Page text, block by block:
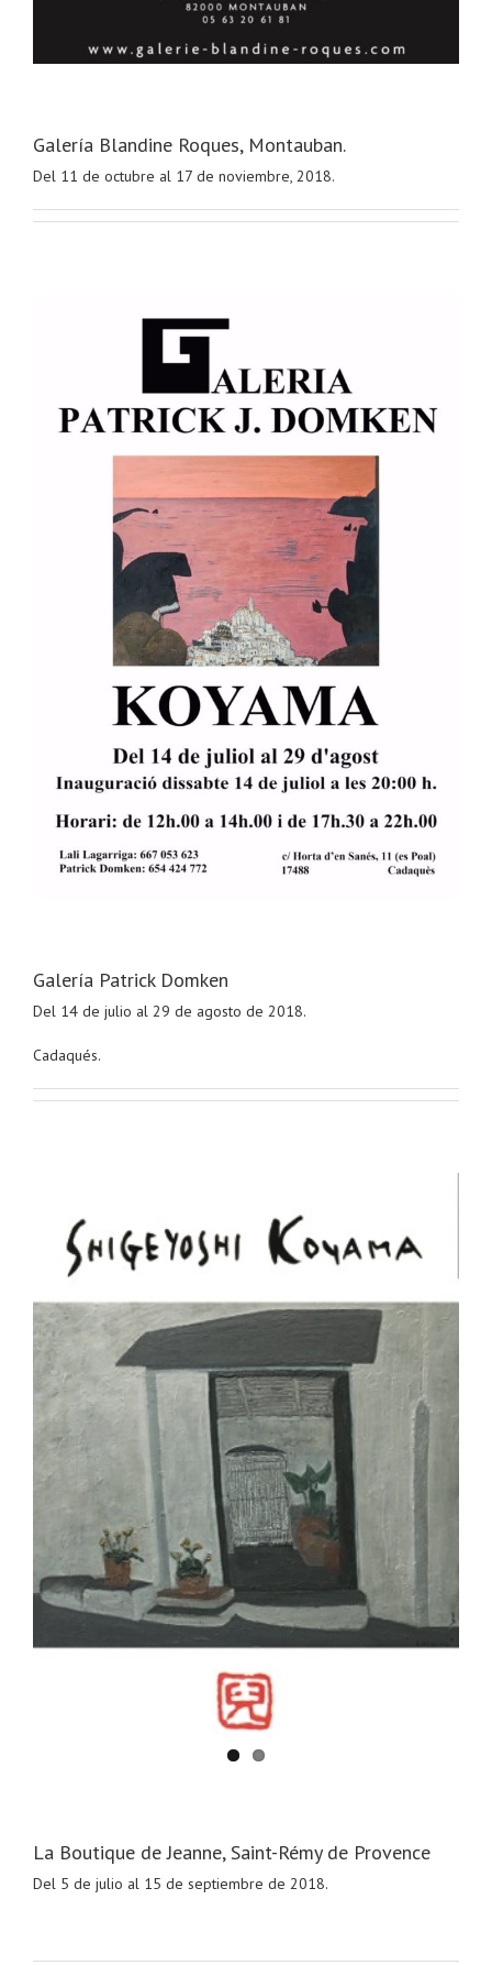
Galería Blandine Roques, Montauban.
Del 11 de octubre al 17 de noviembre, 2018.
Galería Patrick Domken
Del 14 de julio al 29 de agosto de 2018.
Cadaqués.
La Boutique de Jeanne, Saint-Rémy de Provence
Del 5 de julio al 15 de septiembre de 2018.